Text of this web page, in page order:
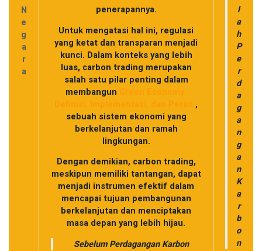
N
e
g
a
r
a
penerapannya.
Untuk mengatasi hal ini, regulasi
yang ketat dan transparan menjadi
kunci. Dalam konteks yang lebih
luas, carbon trading merupakan
salah satu pilar penting dalam
membangun
,
sebuah sistem ekonomi yang
berkelanjutan dan ramah
lingkungan.
Dengan demikian, carbon trading,
meskipun memiliki tantangan, dapat
menjadi instrumen efektif dalam
mencapai tujuan pembangunan
berkelanjutan dan menciptakan
masa depan yang lebih hijau.
Sebelum Perdagangan Karbon
l
a
h
P
e
r
d
a
g
a
n
g
a
n
K
a
r
b
o
n